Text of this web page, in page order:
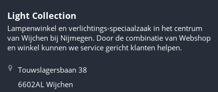
Light Collection
Lampenwinkel en verlichtings-speciaalzaak in het centrum
van Wijchen bij Nijmegen. Door de combinatie van Webshop
en winkel kunnen we service gericht klanten helpen.
Touwslagersbaan 38
6602AL Wijchen